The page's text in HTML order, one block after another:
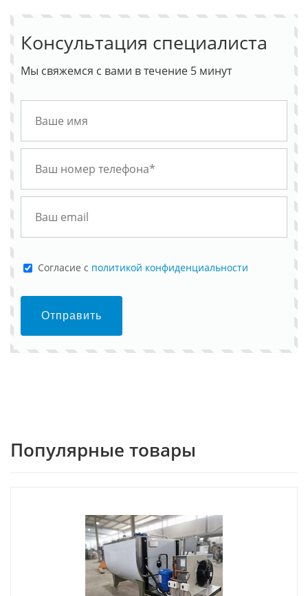
Консультация специалиста
Мы свяжемся с вами в течение 5 минут
Cогласие с политикой конфиденциальности
Отправить
Популярные товары